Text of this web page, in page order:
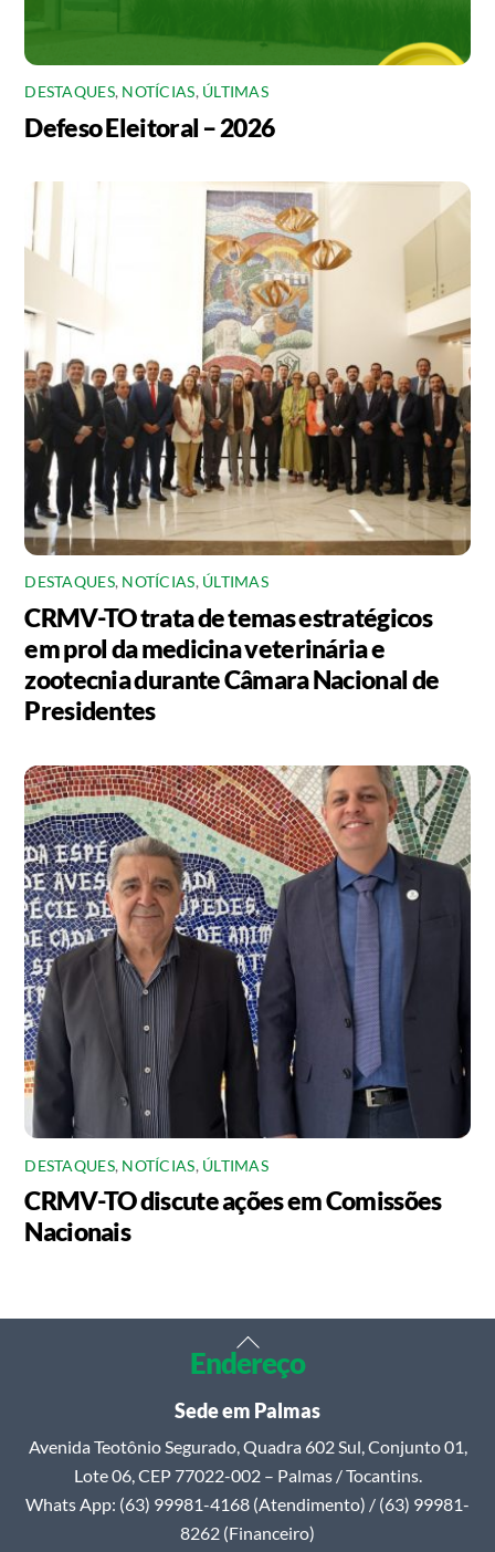
DESTAQUES, NOTÍCIAS, ÚLTIMAS
Defeso Eleitoral – 2026
DESTAQUES, NOTÍCIAS, ÚLTIMAS
CRMV-TO trata de temas estratégicos
em prol da medicina veterinária e
zootecnia durante Câmara Nacional de
Presidentes
DESTAQUES, NOTÍCIAS, ÚLTIMAS
CRMV-TO discute ações em Comissões
Nacionais
Back
To
Top
Endereço
Sede em Palmas
Avenida Teotônio Segurado, Quadra 602 Sul, Conjunto 01,
Lote 06, CEP 77022-002 – Palmas / Tocantins.
Whats App: (63) 99981-4168 (Atendimento) / (63) 99981-
8262 (Financeiro)